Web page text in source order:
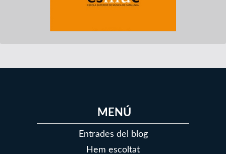
MENÚ
Entrades del blog
Hem escoltat